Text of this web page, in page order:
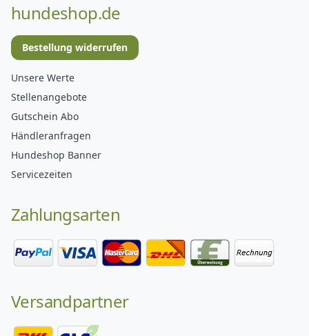
hundeshop.de
Bestellung widerrufen
Unsere Werte
Stellenangebote
Gutschein Abo
Händleranfragen
Hundeshop Banner
Servicezeiten
Zahlungsarten
Versandpartner